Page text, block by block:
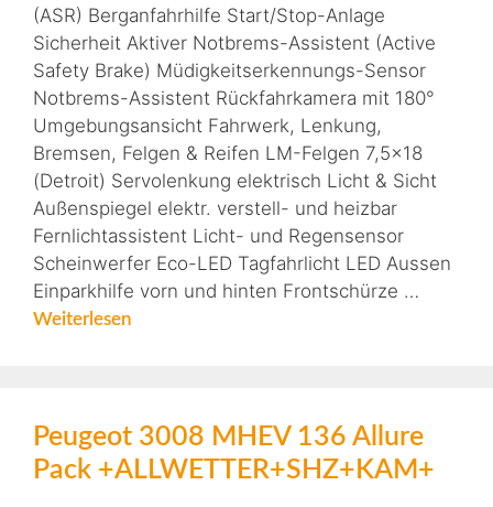
(ASR) Berganfahrhilfe Start/Stop-Anlage
Sicherheit Aktiver Notbrems-Assistent (Active
Safety Brake) Müdigkeitserkennungs-Sensor
Notbrems-Assistent Rückfahrkamera mit 180°
Umgebungsansicht Fahrwerk, Lenkung,
Bremsen, Felgen & Reifen LM-Felgen 7,5×18
(Detroit) Servolenkung elektrisch Licht & Sicht
Außenspiegel elektr. verstell- und heizbar
Fernlichtassistent Licht- und Regensensor
Scheinwerfer Eco-LED Tagfahrlicht LED Aussen
Einparkhilfe vorn und hinten Frontschürze …
Weiterlesen
Peugeot 3008 MHEV 136 Allure
Pack +ALLWETTER+SHZ+KAM+